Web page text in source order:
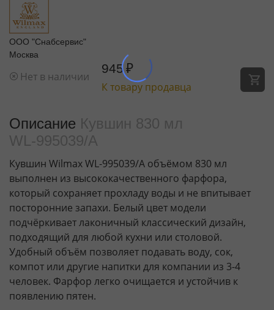
ООО "Снабсервис"
Москва
Нет в наличии
945₽
К товару продавца
Описание Кувшин 830 мл
WL‑995039/A
Кувшин Wilmax WL‑995039/A объёмом 830 мл
выполнен из высококачественного фарфора,
который сохраняет прохладу воды и не впитывает
посторонние запахи. Белый цвет модели
подчёркивает лаконичный классический дизайн,
подходящий для любой кухни или столовой.
Удобный объём позволяет подавать воду, сок,
компот или другие напитки для компании из 3-4
человек. Фарфор легко очищается и устойчив к
появлению пятен.